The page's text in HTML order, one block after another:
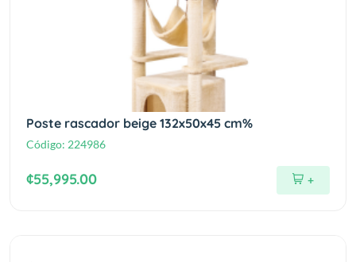
Poste rascador beige 132x50x45 cm%
Código: 224986
¢55,995.00 +